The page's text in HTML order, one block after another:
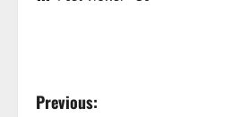
P
Previous: